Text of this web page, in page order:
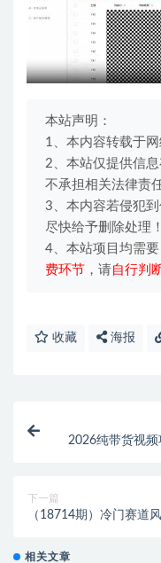
本站声明：
1、本内容转载于
2、本站仅提供信
不承担相关法律责
3、本内容若侵犯
尽快给予删除处理！
4、本站项目均需要
费环节 ，请自行判
收藏 海报
2026纯带货视
下一篇
（18714期）冷门赛道
相关文章